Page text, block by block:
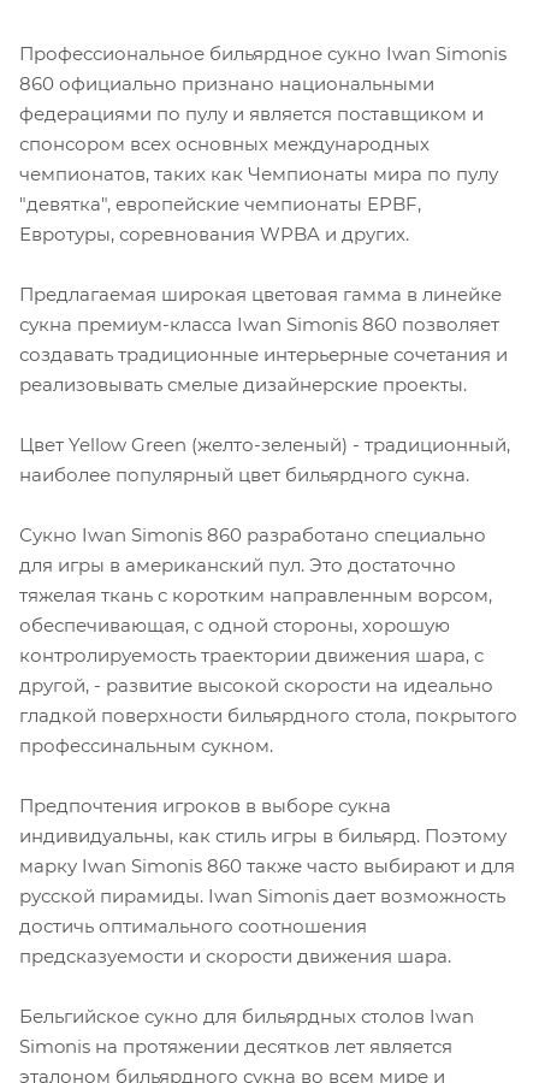
Профессиональное бильярдное сукно Iwan Simonis
860 официально признано национальными
федерациями по пулу и является поставщиком и
спонсором всех основных международных
чемпионатов, таких как Чемпионаты мира по пулу
"девятка", европейские чемпионаты EPBF,
Евротуры, соревнования WPBA и других.
Предлагаемая широкая цветовая гамма в линейке
сукна премиум-класса Iwan Simonis 860 позволяет
создавать традиционные интерьерные сочетания и
реализовывать смелые дизайнерские проекты.
Цвет Yellow Green (желто-зеленый) - традиционный,
наиболее популярный цвет бильярдного сукна.
Сукно Iwan Simonis 860 разработано специально
для игры в американский пул. Это достаточно
тяжелая ткань с коротким направленным ворсом,
обеспечивающая, с одной стороны, хорошую
контролируемость траектории движения шара, с
другой, - развитие высокой скорости на идеально
гладкой поверхности бильярдного стола, покрытого
профессинальным сукном.
Предпочтения игроков в выборе сукна
индивидуальны, как стиль игры в бильярд. Поэтому
марку Iwan Simonis 860 также часто выбирают и для
русской пирамиды. Iwan Simonis дает возможность
достичь оптимального соотношения
предсказуемости и скорости движения шара.
Бельгийское сукно для бильярдных столов Iwan
Simonis на протяжении десятков лет является
эталоном бильярдного сукна во всем мире и